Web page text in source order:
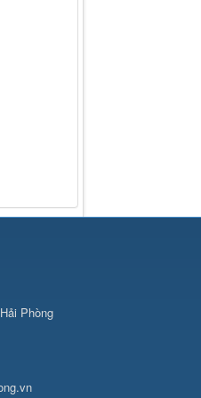
Phòng